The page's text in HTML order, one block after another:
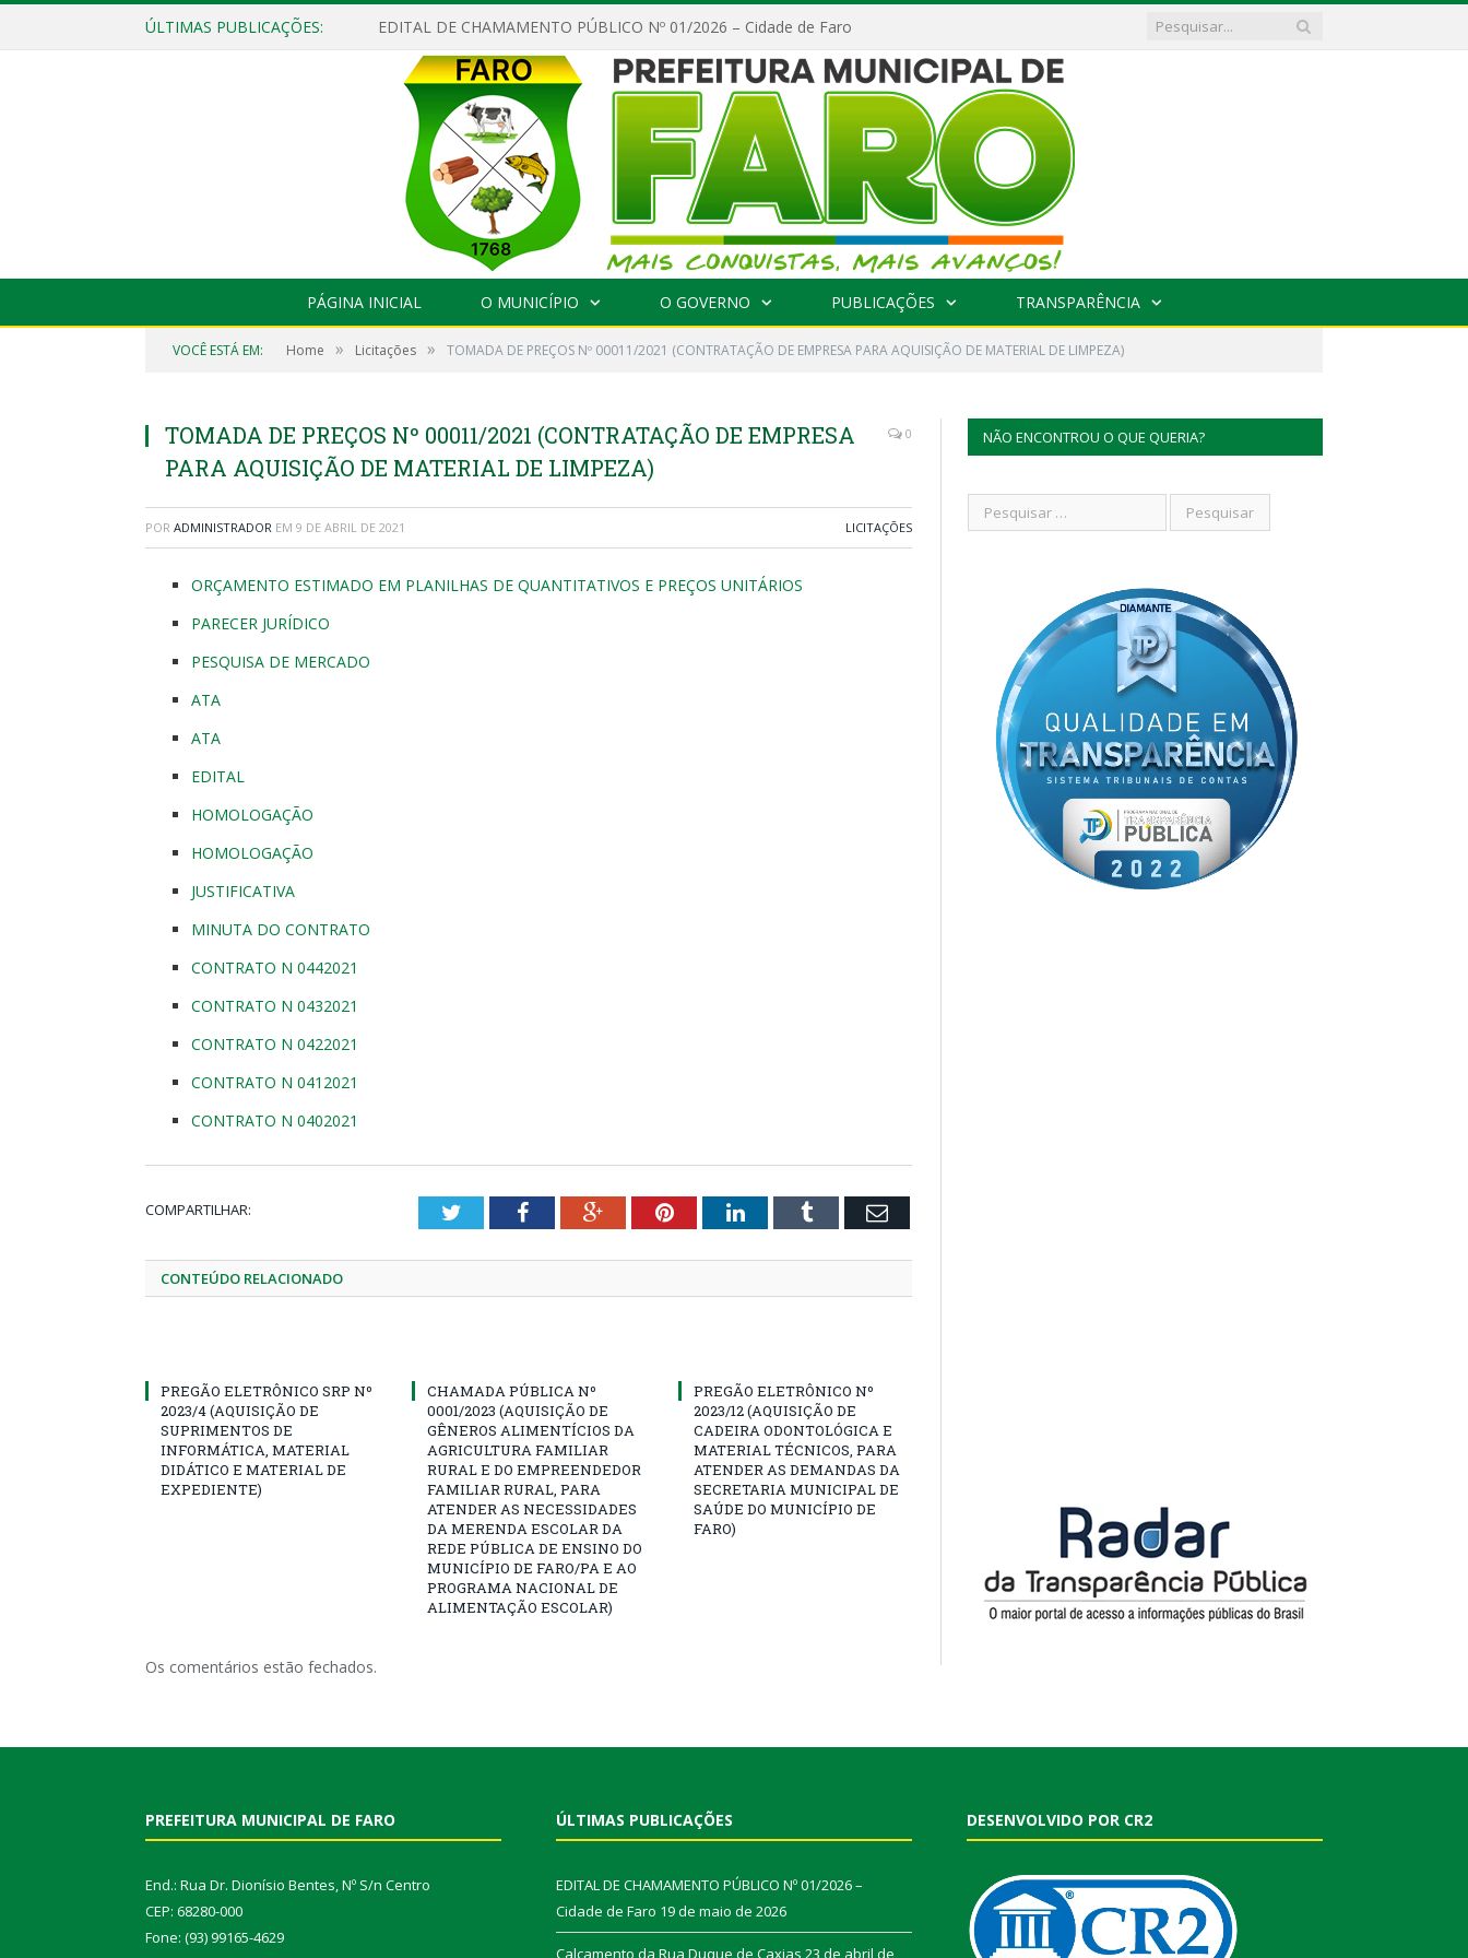
ÚLTIMAS PUBLICAÇÕES: EDITAL DE CHAMAMENTO PÚBLICO Nº 01/2026 – Cidade de Faro
PÁGINA INICIAL O MUNICÍPIO O GOVERNO PUBLICAÇÕES TRANSPARÊNCIA
VOCÊ ESTÁ EM: Home » Licitações » TOMADA DE PREÇOS Nº 00011/2021 (CONTRATAÇÃO DE EMPRESA PARA AQUISIÇÃO DE MATERIAL DE LIMPEZA)
TOMADA DE PREÇOS Nº 00011/2021 (CONTRATAÇÃO DE EMPRESA
PARA AQUISIÇÃO DE MATERIAL DE LIMPEZA)
0
POR ADMINISTRADOR EM 9 DE ABRIL DE 2021 LICITAÇÕES
ORÇAMENTO ESTIMADO EM PLANILHAS DE QUANTITATIVOS E PREÇOS UNITÁRIOS
PARECER JURÍDICO
PESQUISA DE MERCADO
ATA
ATA
EDITAL
HOMOLOGAÇÃO
HOMOLOGAÇÃO
JUSTIFICATIVA
MINUTA DO CONTRATO
CONTRATO N 0442021
CONTRATO N 0432021
CONTRATO N 0422021
CONTRATO N 0412021
CONTRATO N 0402021
COMPARTILHAR: TwitterFacebookGoogle+PinterestLinkedInTumblr Email
CONTEÚDO RELACIONADO
PREGÃO ELETRÔNICO SRP Nº
2023/4 (AQUISIÇÃO DE
SUPRIMENTOS DE
INFORMÁTICA, MATERIAL
DIDÁTICO E MATERIAL DE
EXPEDIENTE)
CHAMADA PÚBLICA Nº
0001/2023 (AQUISIÇÃO DE
GÊNEROS ALIMENTÍCIOS DA
AGRICULTURA FAMILIAR
RURAL E DO EMPREENDEDOR
FAMILIAR RURAL, PARA
ATENDER AS NECESSIDADES
DA MERENDA ESCOLAR DA
REDE PÚBLICA DE ENSINO DO
MUNICÍPIO DE FARO/PA E AO
PROGRAMA NACIONAL DE
ALIMENTAÇÃO ESCOLAR)
PREGÃO ELETRÔNICO Nº
2023/12 (AQUISIÇÃO DE
CADEIRA ODONTOLÓGICA E
MATERIAL TÉCNICOS, PARA
ATENDER AS DEMANDAS DA
SECRETARIA MUNICIPAL DE
SAÚDE DO MUNICÍPIO DE
FARO)
Os comentários estão fechados.
NÃO ENCONTROU O QUE QUERIA?
PREFEITURA MUNICIPAL DE FARO
End.: Rua Dr. Dionísio Bentes, Nº S/n Centro
CEP: 68280-000
Fone: (93) 99165-4629
ÚLTIMAS PUBLICAÇÕES
EDITAL DE CHAMAMENTO PÚBLICO Nº 01/2026 –
Cidade de Faro 19 de maio de 2026
Calçamento da Rua Duque de Caxias 23 de abril de
DESENVOLVIDO POR CR2